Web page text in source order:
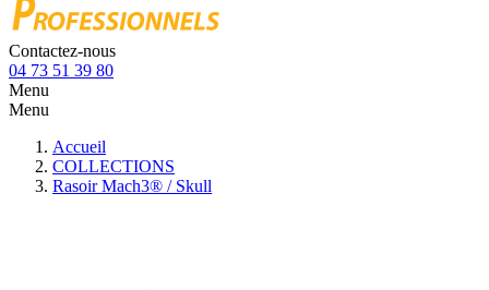
Contactez-nous
04 73 51 39 80
Menu
Menu
Accueil
COLLECTIONS
Rasoir Mach3® / Skull